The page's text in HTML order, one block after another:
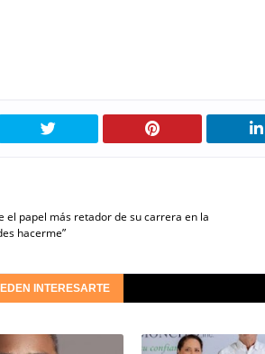
el papel más retador de su carrera en la
hacerme”
INTERESARTE